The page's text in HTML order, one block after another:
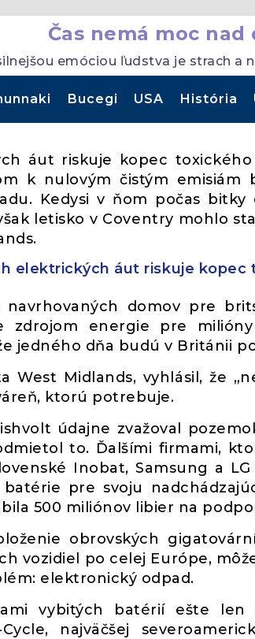
Čas nemá moc
emóciou ľudstva je strach a
Bucegi USA História
áut riskuje kopec
k nulovým čistým
Kedysi v ňom počas
letisko v Coventry mohlo
elektrických áut riskuje
domov pre
zdrojom energie pre
jedného dňa budú v Británii
West Midlands, vyhlásil, že
ktorú potrebuje.
údajne zvažoval
to. Ďalšími firmami,
Inobat, Samsung a
pre svoju
500 miliónov libier na
obrovských
vozidiel po celej Európe,
elektronický odpad.
vybitých batérií ešte len
najväčšej